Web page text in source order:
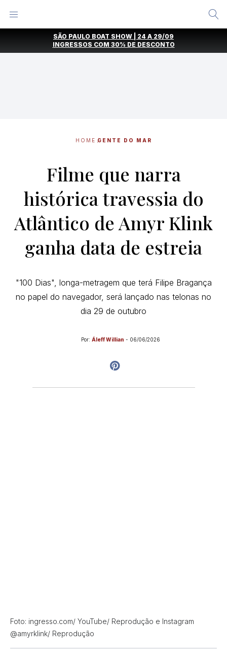
SÃO PAULO BOAT SHOW | 24 A 29/09
INGRESSOS COM 30% DE DESCONTO
HOME GENTE DO MAR
Filme que narra
histórica travessia do
Atlântico de Amyr Klink
ganha data de estreia
"100 Dias", longa-metragem que terá Filipe Bragança
no papel do navegador, será lançado nas telonas no
dia 29 de outubro
Por: Áleff Willian - 06/06/2026
Foto: ingresso.com/ YouTube/ Reprodução e Instagram
@amyrklink/ Reprodução